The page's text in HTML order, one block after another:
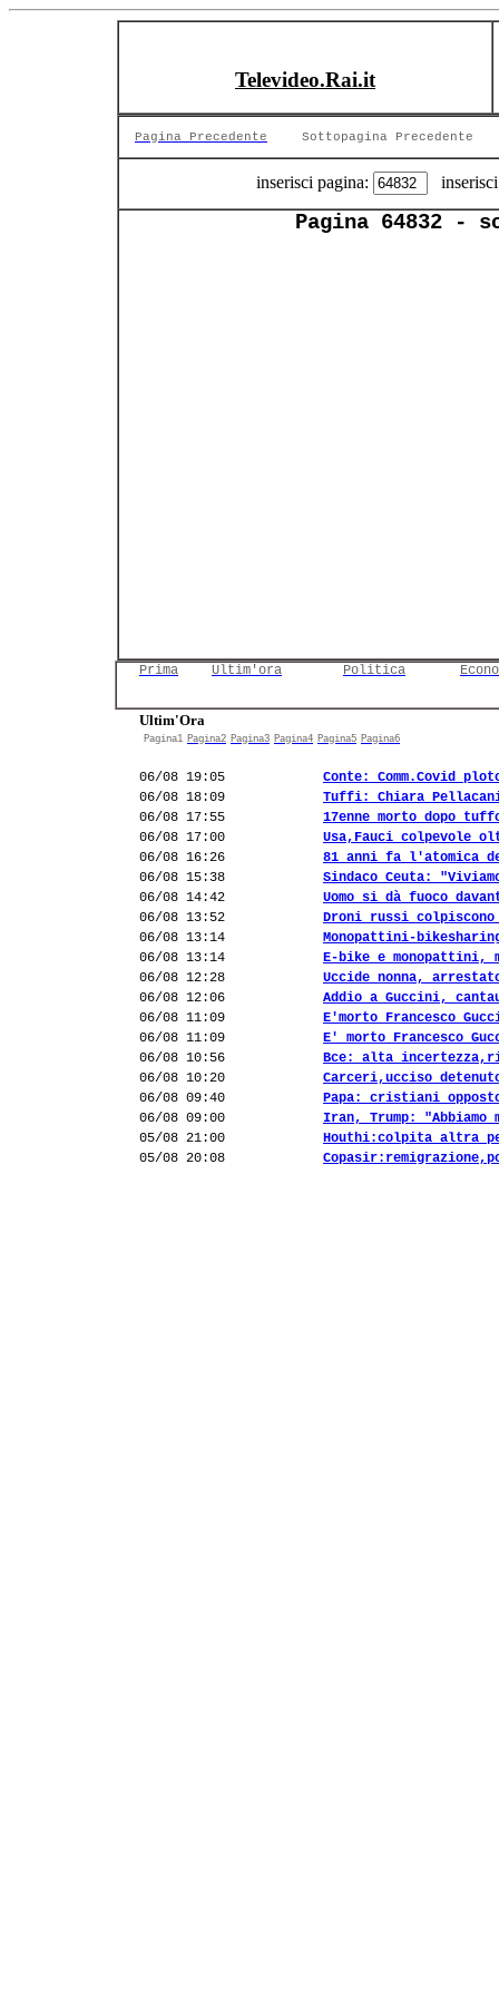
Televideo.Rai.it
Pagina Precedente Sottopagina Precedente
inserisci pagina:
Pagina 64832 -
Prima Ultim'ora Politica
Ultim'Ora
Pagina1 Pagina2 Pagina3 Pagina4 Pagina5 Pagina6
06/08 19:05
Conte: Comm.Covid
06/08 18:09
Tuffi: Chiara
06/08 17:55
17enne morto dopo
06/08 17:00
Usa,Fauci colpevole
06/08 16:26
81 anni fa l'atomica
06/08 15:38
Sindaco Ceuta:
06/08 14:42
Uomo si dà fuoco
06/08 13:52
Droni russi colpiscono
06/08 13:14
Monopattini-
06/08 13:14
E-bike e monopattini,
06/08 12:28
Uccide nonna,
06/08 12:06
Addio a Guccini,
06/08 11:09
E'morto Francesco
06/08 11:09
E' morto Francesco
06/08 10:56
Bce: alta
06/08 10:20
Carceri,ucciso
06/08 09:40
Papa: cristiani
06/08 09:00
Iran, Trump: "Abbiamo
05/08 21:00
Houthi:colpita altra
05/08 20:08